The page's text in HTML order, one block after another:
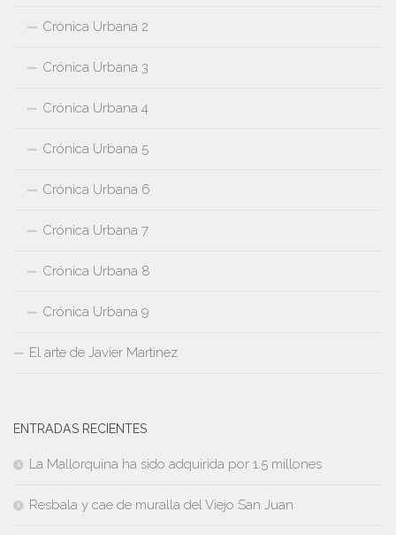
Crónica Urbana 2
Crónica Urbana 3
Crónica Urbana 4
Crónica Urbana 5
Crónica Urbana 6
Crónica Urbana 7
Crónica Urbana 8
Crónica Urbana 9
El arte de Javier Martinez
ENTRADAS RECIENTES
La Mallorquina ha sido adquirida por 1.5 millones
Resbala y cae de muralla del Viejo San Juan